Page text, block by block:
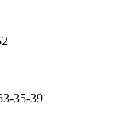
35-39